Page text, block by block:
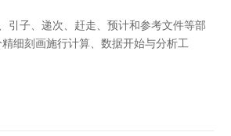
引子、递次、赶走、预计和参考文件等部
细刻画施行计算、数据开始与分析工